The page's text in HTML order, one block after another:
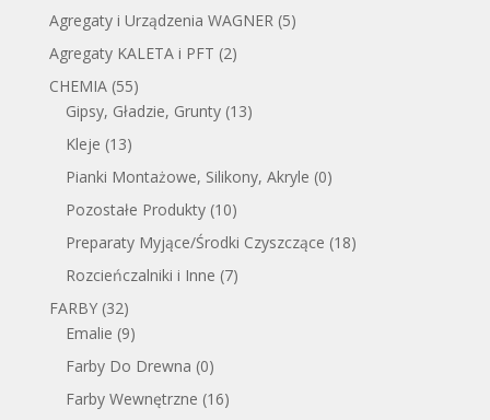
Agregaty i Urządzenia WAGNER (5)
Agregaty KALETA i PFT (2)
CHEMIA (55)
Gipsy, Gładzie, Grunty (13)
Kleje (13)
Pianki Montażowe, Silikony, Akryle (0)
Pozostałe Produkty (10)
Preparaty Myjące/Środki Czyszczące (18)
Rozcieńczalniki i Inne (7)
FARBY (32)
Emalie (9)
Farby Do Drewna (0)
Farby Wewnętrzne (16)